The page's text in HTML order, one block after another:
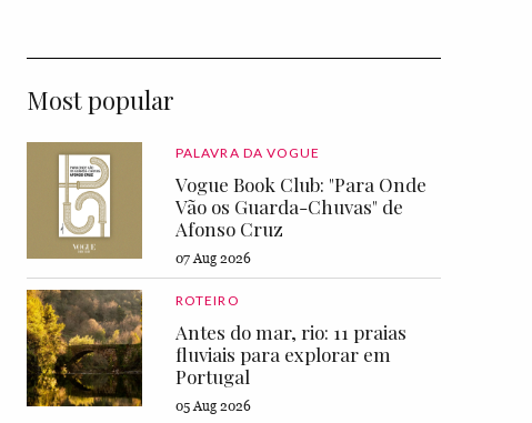
Most popular
PALAVRA DA VOGUE
Vogue Book Club: "Para Onde
Vão os Guarda-Chuvas" de
Afonso Cruz
07 Aug 2026
ROTEIRO
Antes do mar, rio: 11 praias
fluviais para explorar em
Portugal
05 Aug 2026